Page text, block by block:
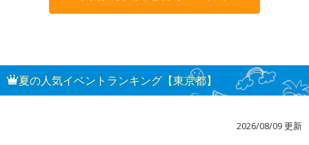
夏の人気イベントランキング【東京都】
2026/08/09 更新